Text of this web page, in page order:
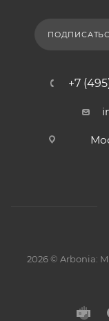
+7
2026 © Arbonia: